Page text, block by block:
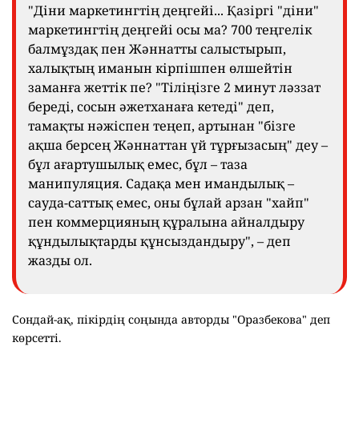
"Діни маркетингтің деңгейі... Қазіргі "діни"
маркетингтің деңгейі осы ма? 700 теңгелік
балмұздақ пен Жәннатты салыстырып,
халықтың иманын кірпішпен өлшейтін
заманға жеттік пе? "Тіліңізге 2 минут ләззат
береді, сосын әжетханаға кетеді" деп,
тамақты нәжіспен теңеп, артынан "бізге
ақша берсең Жәннаттан үй тұрғызасың" деу –
бұл ағартушылық емес, бұл – таза
манипуляция. Садақа мен имандылық –
сауда-саттық емес, оны бұлай арзан "хайп"
пен коммерцияның құралына айналдыру
құндылықтарды құнсыздандыру", – деп
жазды ол.
Сондай-ақ, пікірдің соңында авторды "Оразбекова" деп
көрсетті.